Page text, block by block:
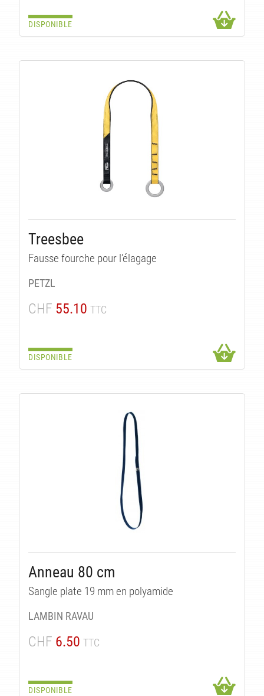
DISPONIBLE
Treesbee
Fausse fourche pour l’élagage
PETZL
CHF 55.10 TTC
DISPONIBLE
Anneau 80 cm
Sangle plate 19 mm en polyamide
LAMBIN RAVAU
CHF 6.50 TTC
DISPONIBLE